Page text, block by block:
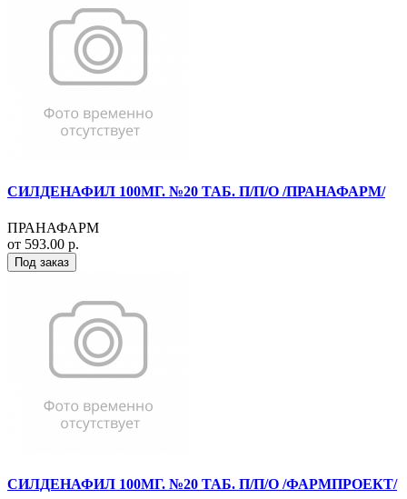
СИЛДЕНАФИЛ 100МГ. №20 ТАБ. П/П/О /ПРАНАФАРМ/
ПРАНАФАРМ
от 593.00 р.
Под заказ
СИЛДЕНАФИЛ 100МГ. №20 ТАБ. П/П/О /ФАРМПРОЕКТ/